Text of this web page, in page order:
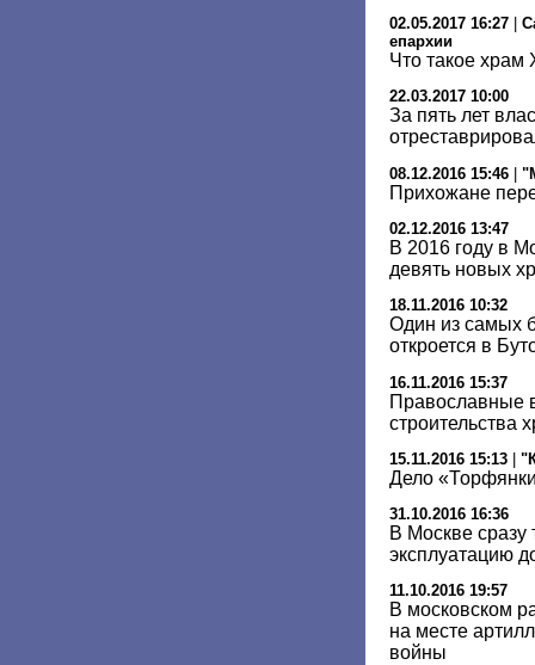
02.05.2017 16:27
епархии
Что такое храм
22.03.2017 10:00
За пять лет
08.12.2016 15:46 |
Прихожане
02.12.2016 13:47
В 2016 году в
девять новых
18.11.2016 10:32
Один из самых
откроется в
16.11.2016 15:37
Православные
строительства
15.11.2016 15:13
Дело
31.10.2016 16:36
В Москве сразу
эксплуатацию
11.10.2016 19:57
В московском
на месте
войны